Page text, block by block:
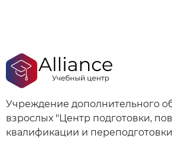
Учреждение дополнительного
взрослых "Центр подготовки,
квалификации и